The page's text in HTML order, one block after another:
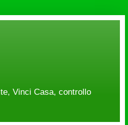
Vinci Casa, controllo